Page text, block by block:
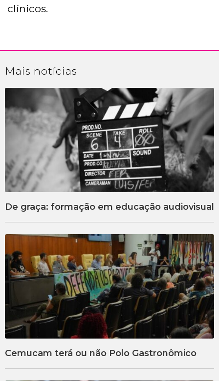
clínicos.
Mais notícias
De graça: formação em educação audiovisual
Cemucam terá ou não Polo Gastronômico